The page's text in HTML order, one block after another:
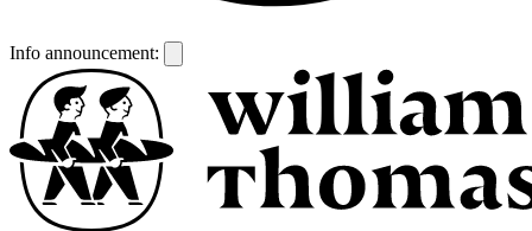
Info announcement: